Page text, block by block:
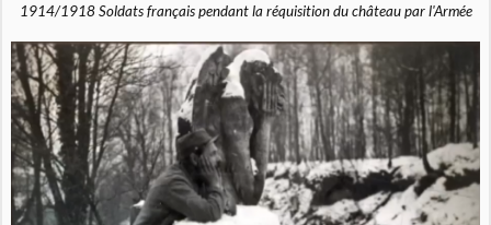
1914/1918 Soldats français pendant la réquisition du château par l'Armée